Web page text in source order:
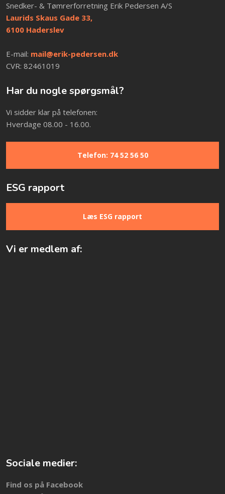
​Snedker- & Tømrerforretning Erik Pedersen A/S
Laurids Skaus Gade 33,
​6100 Haderslev
​E-mail: mail@erik-pedersen.dk​
CVR: 82461019
Har du nogle spørgsmål?
Vi sidder klar på telefonen:
Hverdage 08.00 - 16.00.
Telefon: 74 52 56 50
ESG rapport
Læs ESG rapport
Vi er medlem af:
Sociale medier:
​Find os på Facebook